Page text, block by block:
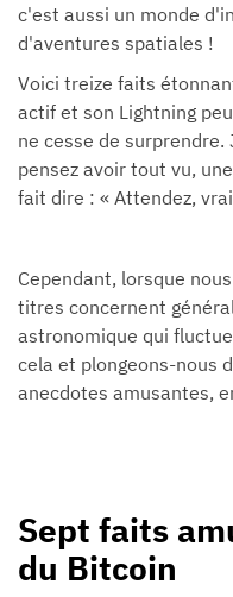
c'est aussi un monde
d'aventures spatiales !
Voici treize faits
actif et son Lightning
ne cesse de
pensez avoir tout vu,
fait dire : « Attendez,
Cependant, lorsque
titres concernent
astronomique qui
cela et plongeons-nous
anecdotes amusantes,
Sept faits
du Bitcoin